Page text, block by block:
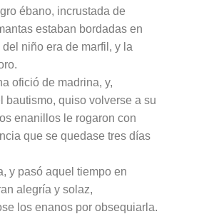
ébano, incrustada de
estaban bordadas en
niño era de marfil, y la
ofició de madrina, y,
bautismo, quiso volverse a su
enanillos le rogaron con
que se quedase tres días
y pasó aquel tiempo en
alegría y solaz,
los enanos por obsequiarla.